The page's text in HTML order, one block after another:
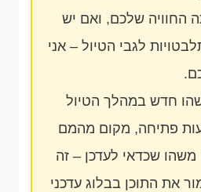
החוויה שלכם, ואם יש
לגבי הטיול – אני
חדש במהלך הטיול
פתיחה, מקום מהמם
משהו שכדאי לעדכן – זה
את התוכן בבלוג עדכני